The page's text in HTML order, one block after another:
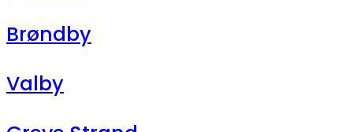
Brøndby
Valby